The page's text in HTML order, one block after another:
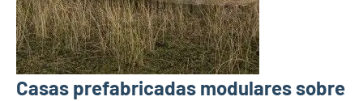
Casas prefabricadas modulares sobre